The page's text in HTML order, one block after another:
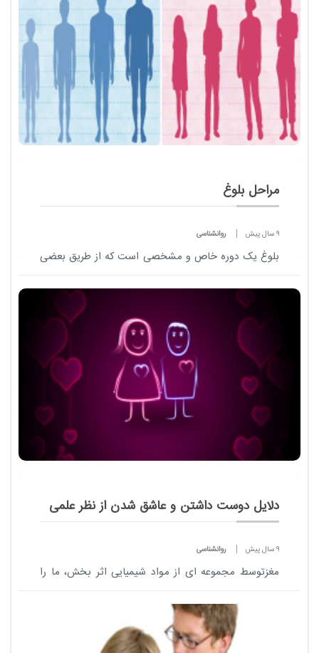
مراحل بلوغ
9 سال پیش روانشناسی
بلوغ یک دوره خاص و مشخصی است که از طریق بعضی
دلایل دوست داشتن و عاشق شدن از نظر علمی
9 سال پیش روانشناسی
مغزتوسط مجموعه ای از مواد شیمیایی اثر بخش، ما را
حال گزینش شریکی برای خود هستیم، در حالی که ممکن
است طعمه ای دلباخته برای دام دوست داشتنی ...